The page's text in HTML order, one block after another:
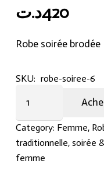
420د.ت
Robe soirée brodée
SKU: robe-soiree-6
soirée
quantity
Category: Femme,
traditionnelle, soirée
femme